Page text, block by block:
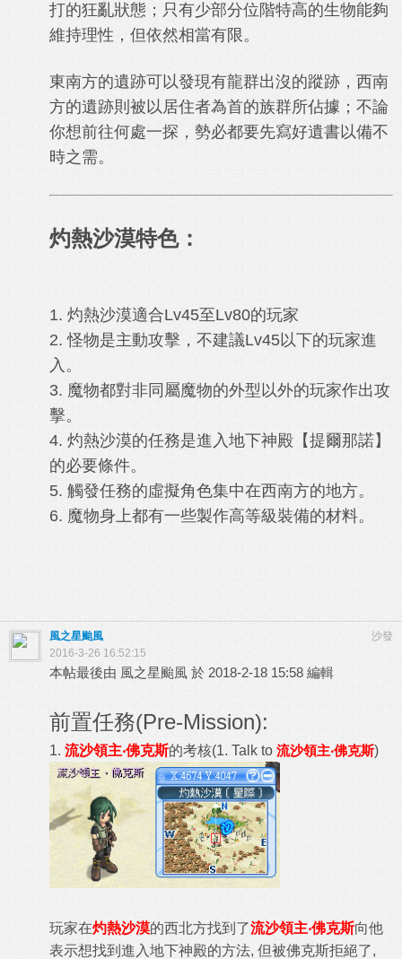
打的狂亂狀態；只有少部分位階特高的生物能夠
維持理性，但依然相當有限。
東南方的遺跡可以發現有龍群出沒的蹤跡，西南
方的遺跡則被以居住者為首的族群所佔據；不論
你想前往何處一探，勢必都要先寫好遺書以備不
時之需。
灼熱沙漠特色：
1. 灼熱沙漠適合Lv45至Lv80的玩家
2. 怪物是主動攻擊，不建議Lv45以下的玩家進
入。
3. 魔物都對非同屬魔物的外型以外的玩家作出攻
擊。
4. 灼熱沙漠的任務是進入地下神殿【提爾那諾】
的必要條件。
5. 觸發任務的虛擬角色集中在西南方的地方。
6. 魔物身上都有一些製作高等級裝備的材料。
沙發
風之星颱風
2016-3-26 16:52:15
本帖最後由 風之星颱風 於 2018-2-18 15:58 編輯
前置任務(Pre-Mission):
1. 流沙領主‧佛克斯的考核(1. Talk to 流沙領主‧佛克斯)
玩家在灼熱沙漠的西北方找到了流沙領主‧佛克斯向他
表示想找到進入地下神殿的方法, 但被佛克斯拒絕了,